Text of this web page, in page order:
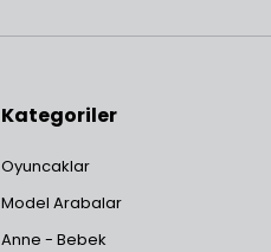
Kategoriler
Oyuncaklar
Model Arabalar
Anne - Bebek